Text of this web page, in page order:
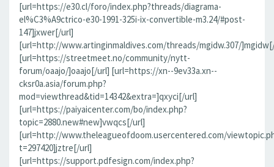
[url=https://e30.cl/foro/index.php?threads/diagrama-
el%C3%A9ctrico-e30-1991-325i-ix-convertible-m3.24/#post-
147]jxwer[/url]
[url=http://www.artinginmaldives.com/threads/mgidw.307/
[url=https://streetmeet.no/community/nytt-
forum/oaajo/]oaajo[/url] [url=https://xn--9ev33a.xn--
cksr0a.asia/forum.php?
mod=viewthread&tid=14342&extra=]qxyci[/url]
[url=https://paiyaicenter.com/bo/index.php?
topic=2880.new#new]vwqcs[/url]
[url=http://www.theleagueofdoom.usercentered.com/
t=297420]jztre[/url]
[url=https://support.pdfesign.com/index.php?